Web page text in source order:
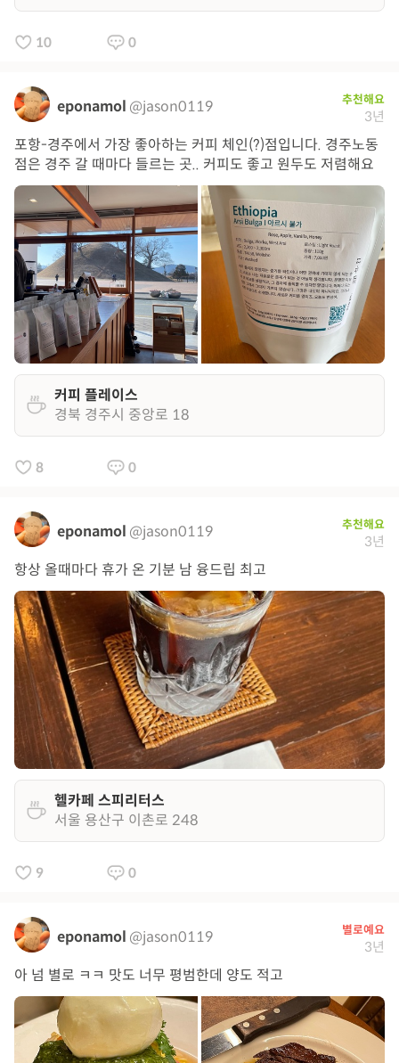
10 0
eponamol @jason0119 추천해요
3년
포항-경주에서 가장 좋아하는 커피 체인(?)점입니다. 경주노동
점은 경주 갈 때마다 들르는 곳.. 커피도 좋고 원두도 저렴해요
커피 플레이스
경북 경주시 중앙로 18
8 0
eponamol @jason0119 추천해요
3년
항상 올때마다 휴가 온 기분 남 융드립 최고
헬카페 스피리터스
서울 용산구 이촌로 248
9 0
eponamol @jason0119 별로예요
3년
아 넘 별로 ㅋㅋ 맛도 너무 평범한데 양도 적고